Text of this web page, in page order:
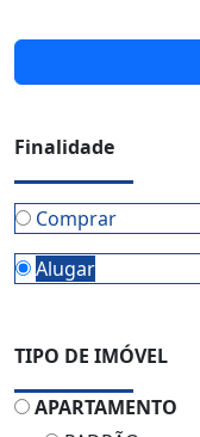
Finalidade
Comprar
Alugar
TIPO DE IMÓVEL
APARTAMENTO